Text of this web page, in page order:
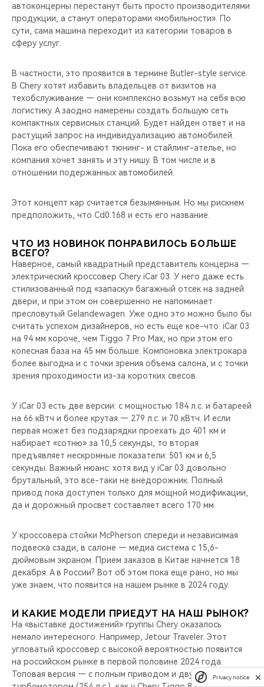
автоконцерны перестанут быть просто производителями
продукции, а станут операторами «мобильности». По
сути, сама машина переходит из категории товаров в
сферу услуг.
В частности, это проявится в термине Butler-style service.
В Chery хотят избавить владельцев от визитов на
техобслуживание — они комплексно возьмут на себя всю
логистику. А заодно намерены создать большую сеть
компактных сервисных станций. Будет найден ответ и на
растущий запрос на индивидуализацию автомобилей.
Пока его обеспечивают тюнинг- и стайлинг-ателье, но
компания хочет занять и эту нишу. В том числе и в
отношении подержанных автомобилей.
Этот концепт кар считается безымянным. Но мы рискнем
предположить, что Cd0.168 и есть его название.
ЧТО ИЗ НОВИНОК ПОНРАВИЛОСЬ БОЛЬШЕ
ВСЕГО?
Наверное, самый квадратный представитель концерна —
электрический кроссовер Chery iCar 03. У него даже есть
стилизованный под «запаску» багажный отсек на задней
двери, и при этом он совершенно не напоминает
пресловутый Gelandewagen. Уже одно это можно было бы
считать успехом дизайнеров, но есть еще кое-что: iCar 03
на 94 мм короче, чем Tiggo 7 Pro Max, но при этом его
колесная база на 45 мм больше. Компоновка электрокара
более выгодна и с точки зрения объема салона, и с точки
зрения проходимости из-за коротких свесов.
У iCar 03 есть две версии: с мощностью 184 л.с. и батареей
на 66 кВтч и более крутая — 279 л.с. и 70 кВтч. И если
первая может без подзарядки проехать до 401 км и
набирает «сотню» за 10,5 секунды, то вторая
предъявляет нескромные показатели: 501 км и 6,5
секунды. Важный нюанс: хотя вид у iCar 03 довольно
брутальный, это все-таки не внедорожник. Полный
привод пока доступен только для мощной модификации,
да и дорожный просвет составляет всего 170 мм.
У кроссовера стойки McPherson спереди и независимая
подвеска сзади, в салоне — медиа система с 15,6-
дюймовым экраном. Прием заказов в Китае начнется 18
декабря. А в России? Вот об этом пока еще рано, но мы
уже знаем, что появится на нашем рынке в 2024 году.
И КАКИЕ МОДЕЛИ ПРИЕДУТ НА НАШ РЫНОК?
На «выставке достижений» группы Chery оказалось
немало интересного. Например, Jetour Traveler. Этот
угловатый кроссовер с высокой вероятностью появится
на российском рынке в первой половине 2024 года.
Топовая версия — с полным приводом и двухлитровым
Privacy notice